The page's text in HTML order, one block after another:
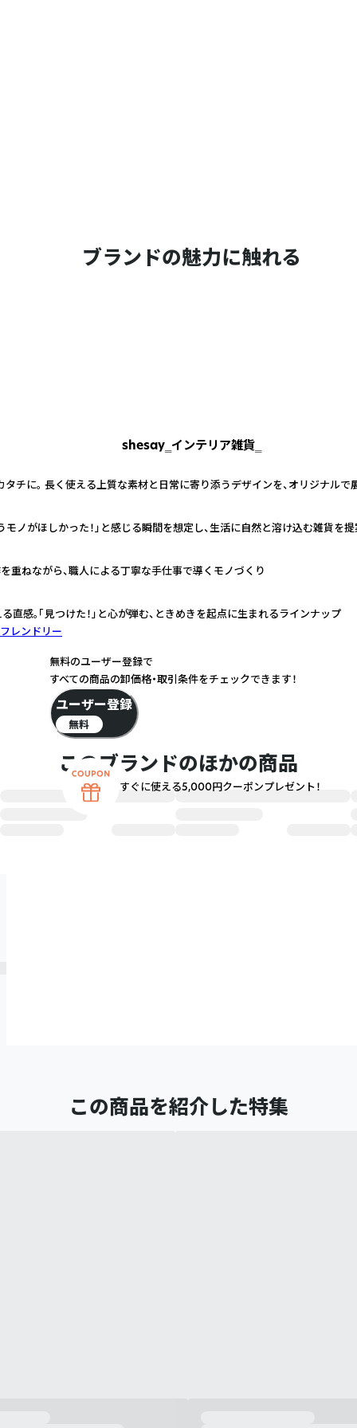
ブランドの魅力に触れる
shesay‗インテリア雑貨‗
チに。 長く使える上質な素材と日常に寄り添うデザインを、オリジナルで
モノがほしかった！」と感じる瞬間を想定し、生活に自然と溶け込む雑貨を
重ねながら、職人による丁寧な手仕事で導くモノづくり
直感。「見つけた！」と心が弾む、ときめきを起点に生まれるラインナップ
レンドリー
このブランドのほかの商品
この商品を紹介した特集
無料のユーザー登録で
すべての商品の卸価格・取引条件をチェックできます！
ユーザー登録
無料
すぐに使える5,000円クーポンプレゼント！